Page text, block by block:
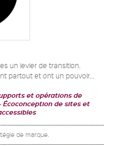
un levier de transition.
partout et ont un pouvoir...
et opérations de
Écoconception de sites et
de marque.